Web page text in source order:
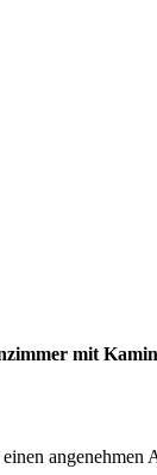
mit Kamin
angenehmen